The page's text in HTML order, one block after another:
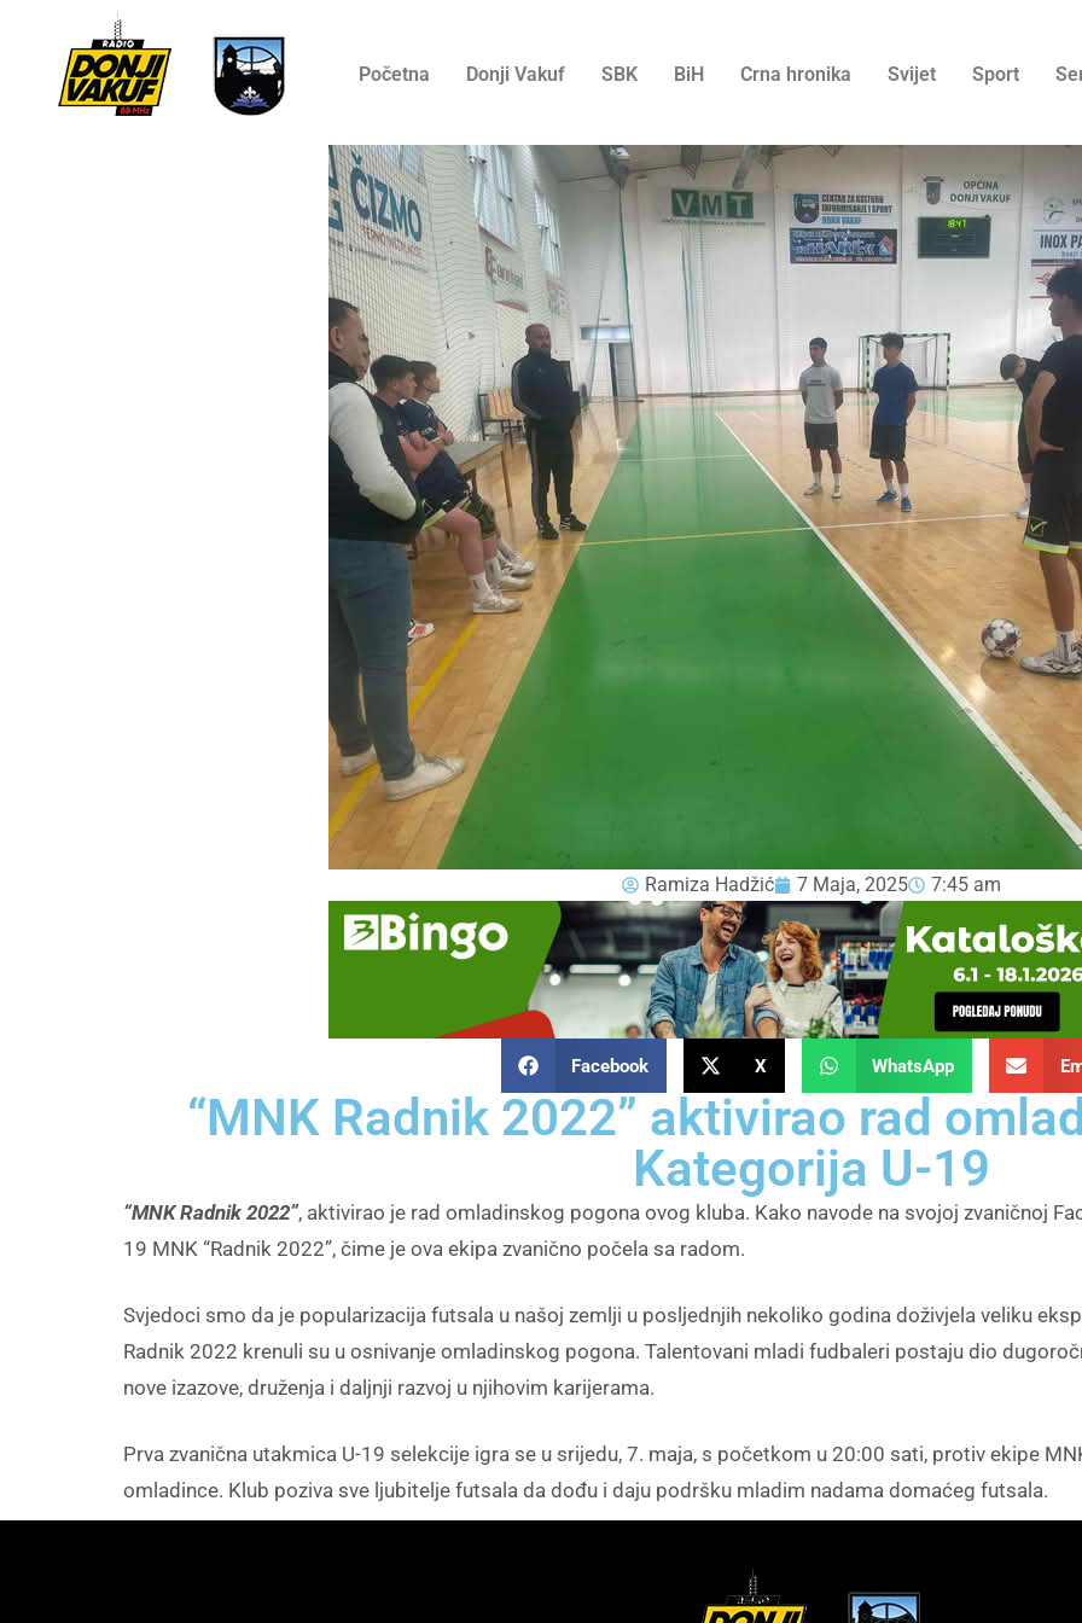
Početna Donji Vakuf SBK BiH Crna hronika Svijet Sport
Ramiza Hadžić 7 Maja, 2025 7:45 am
Facebook X WhatsApp
“MNK Radnik 2022” aktivirao rad
Kategorija U-19
“MNK Radnik 2022”, aktivirao je rad omladinskog pogona ovog kluba. Kako navode na svojoj zvaničnoj
19 MNK “Radnik 2022”, čime je ova ekipa zvanično počela sa radom.
Svjedoci smo da je popularizacija futsala u našoj zemlji u posljednjih nekoliko godina doživjela veliku
Radnik 2022 krenuli su u osnivanje omladinskog pogona. Talentovani mladi fudbaleri postaju dio
nove izazove, druženja i daljnji razvoj u njihovim karijerama.
Prva zvanična utakmica U-19 selekcije igra se u srijedu, 7. maja, s početkom u 20:00 sati, protiv ekipe
omladince. Klub poziva sve ljubitelje futsala da dođu i daju podršku mladim nadama domaćeg futsala.